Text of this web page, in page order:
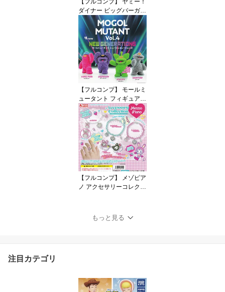
【フルコンプ】 ヤミー！
ダイナー ビッグバーガー
マスコット 【全4種セッ
ト】 アオホップ Yumm
y！ Diner グッズ ガチャ
ガチャ カプセルトイ 即
納 在庫品 送料無料 追跡
あり
【フルコンプ】 モールミ
ュータント フィギュアコ
レクション Vol.4 ニュー
ジェネレーションズ 【全
4種セット】 ケンエレフ
ァント MOGOL MUTANT
NEW GENERATIONS グ
ッズ フィギュア ガチャ
ガチャ カプセルトイ 即
納 在庫品 送料無料 追跡
あり
【フルコンプ】 メゾピア
ノ アクセサリーコレクシ
iano Accessory Collectio
n グッズ ガチャガチャ カ
もっと見る
注目カテゴリ